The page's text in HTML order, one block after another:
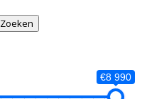
Zoeken
€8 990